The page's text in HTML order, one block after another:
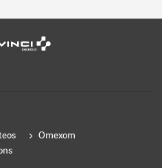
Omexom